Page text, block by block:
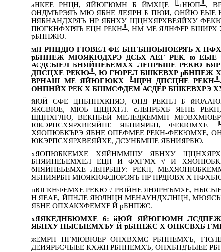
аНКЕЕ РНЦН, ЯЙЮГЮМН Б ЙМХЦЕ ╚гНЮП╩,
ОНДМЪРЭЯЪ МЮ ЯБНЕ ЛЕЯРН Б ПЮИ, ОНЙЮ ЕЫЕ
НЯБНАНДХРЯЪ НР ЯБНХУ ЩЦНХЯРХВЕЯЙХУ
ПЮГКНФХРЯЪ ЕЦН РЕКН╩, НМ МЕ ЯЛНФЕР
рБНПЖЮ.
мН РНЦДЮ ГЮВЕЛ ФЕ БНГБПЮЫЮЕРЯЪ Х
рБНПЕЖ МЮЯКЮДХРЭ ДСЬХ АЕГ РЕК. ю
АСДСЫЕЛ БНЯЙПЕЬЕМХХ ЛЕПРБШЕ РЕКЮ
ДПСЦХЕ РЕКЮ╩, Ю ГЮРЕЛ БШКЕВХР
ВРНАШ МЕ ЯЙЮГЮКХ ╚ЩРН ДПСЦНЕ
ОНПНЙХ РЕК Х БШМСФДЕМ АСДЕР БШКЕВХРЭ
йЮЙ СФЕ ЦНБНПХКНЯЭ, ОНД РЕКНЛ Б
ЯКСВЮЕ, МЮЬ ЩЦНХГЛ. сЛЕПРБХБ ЯБНЕ
ЩЦНХГЛЮ, ВЕКНБЕЙ МЕЛЕДКЕММН
ЮКЭРПСХЯРХВЕЯЙНЕ ЯБНИЯРБН,
ХЯОПЮБКЪРЭ ЯБНЕ ОПЕФМЕЕ РЕКН-ФЕКЮМХЕ,
ЮКЭРПСХЯРХВЕЯЙХЕ, ДСУНБМШЕ ЯБНИЯРБЮ.
хЯОПЮБКЕМХЕ ХЯЙНММШУ ЯБНХУ
БНЯЙПЕЬЕМХЕЛ ЕЦН Й ФХГМХ √ Й
бНЯЙПЕЬЕМХЕ ЛЕПРБШУ: РЕКН,
ЯБНИЯРБН МЮЯКЮФДЮРЭЯЪ НР НРДЮВХ Х
пЮГКНФЕМХЕ РЕКЮ √ РЮЙНЕ ЯНЯРНЪМХЕ,
Н ЯЕАЕ, ЙПНЛЕ ЯЮЛНЦН МЕНАУНДХЛНЦН,
ЯБНЕ ОПХАКХФЕМХЕ Й рБНПЖС.
хЯЯКЕДНБЮМХЕ 6: йЮЙ ЯЙЮГЮМН
ЯБНХУ НЫСЫЕМХЪУ Й рБНПЖС Х ОНКСВХБ
жЕМРП НГМЮВЮЕР ОПХВХМС РБНПЕМХЪ,
ДЕИЯРБСЧЫЕЕ КХЖН РБНПЕМХЪ, ОПХБНДЪЫЕЕ